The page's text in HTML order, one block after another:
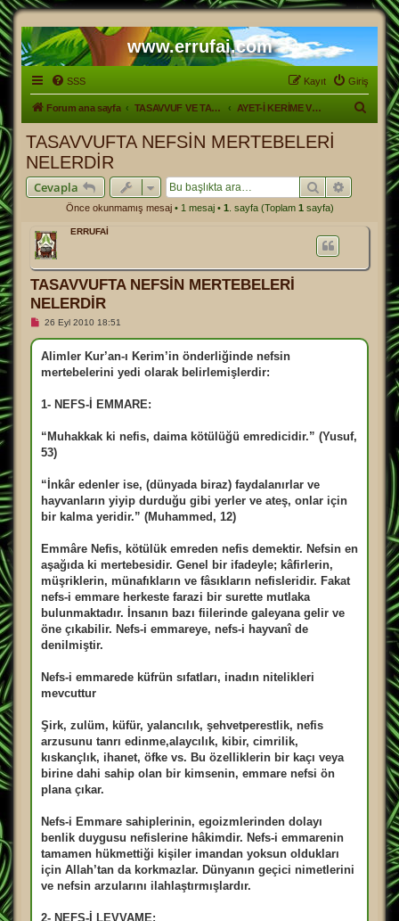
www.errufai.com
SSS Giriş
Kayıt
Forum ana sayfa TASAVVUF VE TARİKATLER AYET-İ KERİME VE HADİS-İ ŞERİFLERLE TASAVVUF
TASAVVUFTA NEFSİN MERTEBELERİ
NELERDİR
Cevapla Ara
Önce okunmamış mesaj• 1 mesaj • 1 . sayfa (Toplam 1 sayfa)
ERRUFAİ
TASAVVUFTA NEFSİN MERTEBELERİ
NELERDİR
O
u
n
a
ş
a
26 Eyl 2010 18:51
Alimler Kur’an-ı Kerim’in önderliğinde nefsin
mertebelerini yedi olarak belirlemişlerdir:
1- NEFS-İ EMMARE:
“Muhakkak ki nefis, daima kötülüğü emredicidir.” (Yusuf,
53)
“İnkâr edenler ise, (dünyada biraz) faydalanırlar ve
hayvanların yiyip durduğu gibi yerler ve ateş, onlar için
bir kalma yeridir.” (Muhammed, 12)
Emmâre Nefis, kötülük emreden nefis demektir. Nefsin en
aşağıda ki mertebesidir. Genel bir ifadeyle; kâfirlerin,
müşriklerin, münafıkların ve fâsıkların nefisleridir. Fakat
nefs-i emmare herkeste farazi bir surette mutlaka
bulunmaktadır. İnsanın bazı fiilerinde galeyana gelir ve
öne çıkabilir. Nefs-i emmareye, nefs-i hayvanî de
denilmiştir.
Nefs-i emmarede küfrün sıfatları, inadın nitelikleri
mevcuttur
Şirk, zulüm, küfür, yalancılık, şehvetperestlik, nefis
arzusunu tanrı edinme,alaycılık, kibir, cimrilik,
kıskançlık, ihanet, öfke vs. Bu özelliklerin bir kaçı veya
birine dahi sahip olan bir kimsenin, emmare nefsi ön
plana çıkar.
Nefs-i Emmare sahiplerinin, egoizmlerinden dolayı
benlik duygusu nefislerine hâkimdir. Nefs-i emmarenin
tamamen hükmettiği kişiler imandan yoksun oldukları
için Allah’tan da korkmazlar. Dünyanın geçici nimetlerini
ve nefsin arzularını ilahlaştırmışlardır.
2- NEFS-İ LEVVAME: